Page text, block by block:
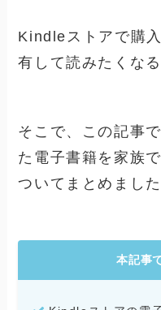
Kindleストアで購
有して読みたくな
そこで、この記事
た電子書籍を家族
ついてまとめました
本記事